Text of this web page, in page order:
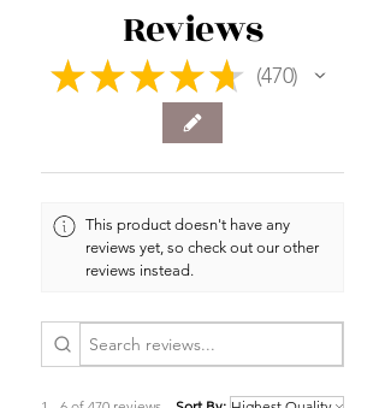
Reviews
★ ★ ★ ★ ★ 470
470
This product doesn't have any
reviews yet, so check out our other
reviews instead.